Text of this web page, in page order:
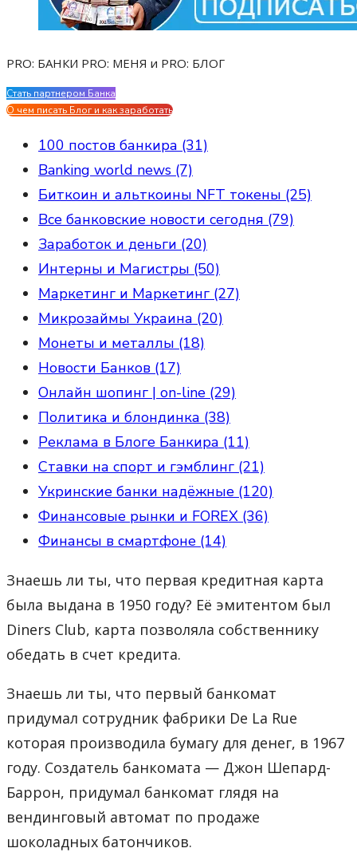
PRO: БАНКИ PRO: МЕНЯ и PRO: БЛОГ
Стать партнером Банка
О чем писать Блог и как заработать
100 постов банкира (31)
Banking world news (7)
Биткоин и альткоины NFT токены (25)
Все банковские новости сегодня (79)
Заработок и деньги (20)
Интерны и Магистры (50)
Маркетинг и Маркетинг (27)
Микрозаймы Украина (20)
Монеты и металлы (18)
Новости Банков (17)
Онлайн шопинг | on-line (29)
Политика и блондинка (38)
Реклама в Блоге Банкира (11)
Ставки на спорт и гэмблинг (21)
Укринские банки надёжные (120)
Финансовые рынки и FOREX (36)
Финансы в смартфоне (14)
Знаешь ли ты, что первая кредитная карта
была выдана в 1950 году? Её эмитентом был
Diners Club, карта позволяла собственнику
обедать в счет кредита.
Знаешь ли ты, что первый банкомат
придумал сотрудник фабрики De La Rue
которая производила бумагу для денег, в 1967
году. Создатель банкомата — Джон Шепард-
Баррон, придумал банкомат глядя на
вендинговый автомат по продаже
шоколадных батончиков.